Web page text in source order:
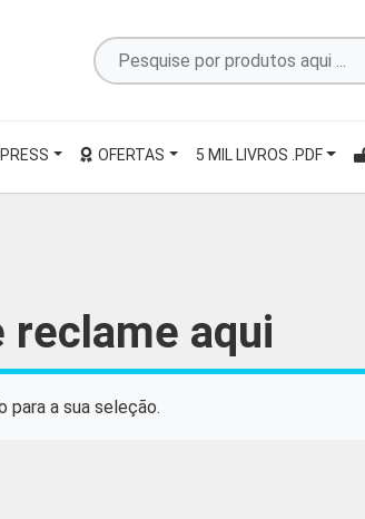
Pesquise
por
OFERTAS 5 MIL LIVROS .PDF
reclame aqui
para a sua seleção.